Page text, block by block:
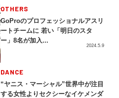
OTHERS
GoProのプロフェッショナルアスリ
ートチームに 若い「明日のスタ
ー」8名が加入...
2024.5.9
DANCE
“ヤニス・マーシャル”世界中が注目
する女性よりセクシーなイケメンダ